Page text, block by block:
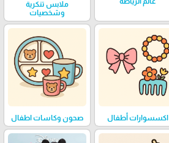
ملابس تنكرية
وشخصيات
اكسسوارات أطفال صحون وكاسات اطفال